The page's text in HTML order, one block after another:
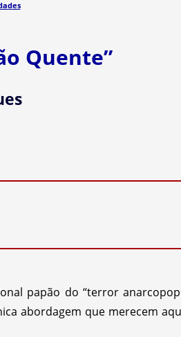
Quente”
papão do “terror
abordagem que merecem